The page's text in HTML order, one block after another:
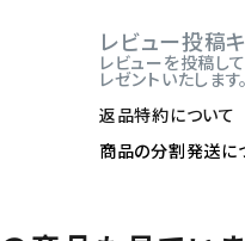
レビュー投稿
レビューを投稿し
レゼントいたします。
返品特約について
商品の分割発送に